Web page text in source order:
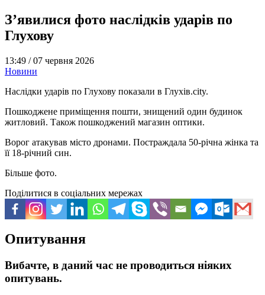
З’явилися фото наслідків ударів по
Глухову
13:49 /07 червня 2026
Новини
Наслідки ударів по Глухову показали в Глухів.city.
Пошкоджене приміщення пошти, знищений один будинок
житловий. Також пошкоджений магазин оптики.
Ворог атакував місто дронами. Постраждала 50-річна жінка та
її 18-річний син.
Більше фото.
Поділитися в соціальних мережах
Опитування
Вибачте, в даний час не проводиться ніяких
опитувань.